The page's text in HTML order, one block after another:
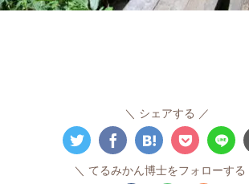
シェアする
てるみかん博士をフォローする